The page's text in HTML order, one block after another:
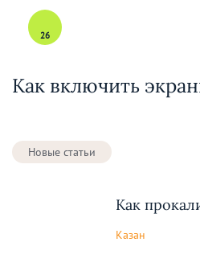
26
Как включить
Новые статьи
Как
Казан